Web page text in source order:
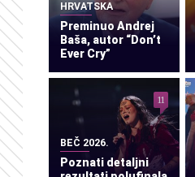
HRVATSKA
Preminuo Andrej
Baša, autor “Don’t
Ever Cry”
BEČ 2026.
Poznati detaljni
11